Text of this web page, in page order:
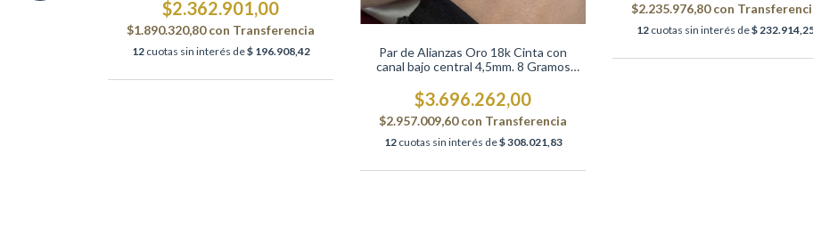
$2.362.901,00
$1.890.320,80con Transferencia
12 cuotas sin interés de$ 196.908,42
Par de Alianzas Oro 18k Cinta con
canal bajo central 4,5mm. 8 Gramos
$3.696.262,00
$2.957.009,60con Transferencia
12 cuotas sin interés de$ 308.021,83
$2.235.976,80con
12 cuotas sin interés de$